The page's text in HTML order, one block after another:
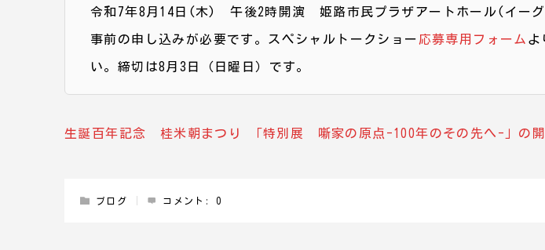
令和7年8月14日(木) 午後2時開演 姫路市民プラザアートホール(イーグ
事前の申し込みが必要です。スペシャルトークショー 応募専用フォーム よ
い。締切は8月3日（日曜日）です。
生誕百年記念 桂米朝まつり 「特別展 噺家の原点-100年のその先へ-」の
ブログ コメント: 0